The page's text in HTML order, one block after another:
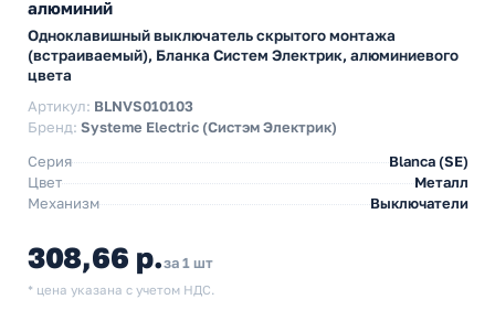
алюминий
Одноклавишный выключатель скрытого монтажа
(встраиваемый), Бланка Систем Электрик, алюминиевого
цвета
Артикул: BLNVS010103
Бренд: Systeme Electric (Систэм Электрик)
Серия
Blanca (SE)
Цвет
Металл
Механизм
Выключатели
308,66 р.за 1 шт
* цена указана с учетом НДС.